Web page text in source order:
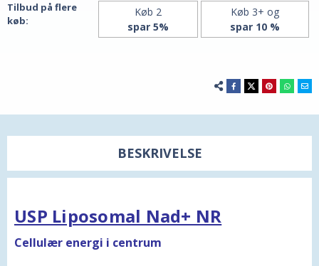
Tilbud på flere
køb:
Køb 2
spar 5%
Køb 3+ og
spar 10 %
BESKRIVELSE
USP Liposomal Nad+ NR
Cellulær energi i centrum